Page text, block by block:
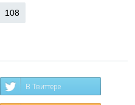
108
В Твиттере